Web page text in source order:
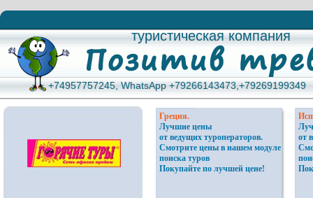
туристическая компания
туристическая компания
+74957757245, WhatsApp +79266143473,+79269199349
+74957757245, WhatsApp +79266143473,+79269199349
Греция.
Лучшие цены
от ведущих туроператоров.
Смотрите цены в нашем модуле
поиска туров
Покупайте по лучшей цене!
от